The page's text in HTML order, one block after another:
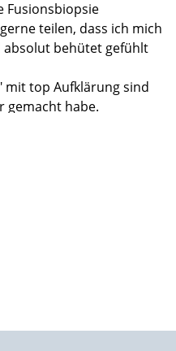
die beste Wahl. Das
die sich mit
auch so vermitteln, ob
Fusionsbiopsie
teilen, dass ich mich
behütet gefühlt
mit top Aufklärung sind
gemacht habe.
Daumen!